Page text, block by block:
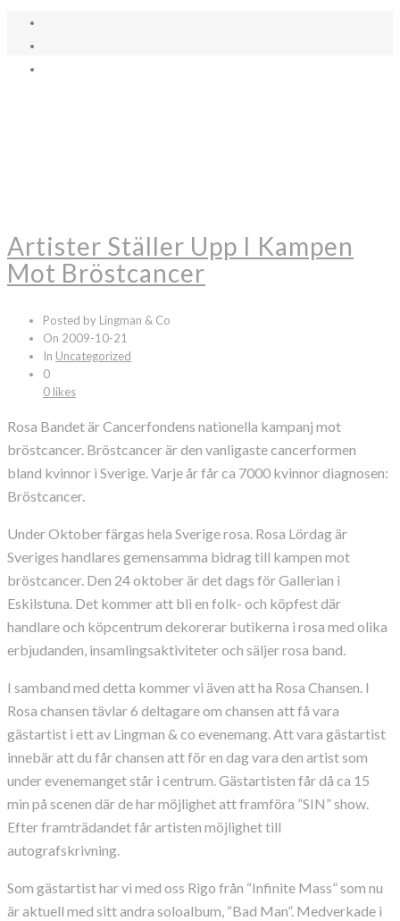
Artister Ställer Upp I Kampen
Mot Bröstcancer
Posted by Lingman & Co
On 2009-10-21
In Uncategorized
0
0 likes
Rosa Bandet är Cancerfondens nationella kampanj mot
bröstcancer. Bröstcancer är den vanligaste cancerformen
bland kvinnor i Sverige. Varje år får ca 7000 kvinnor diagnosen:
Bröstcancer.
Under Oktober färgas hela Sverige rosa. Rosa Lördag är
Sveriges handlares gemensamma bidrag till kampen mot
bröstcancer. Den 24 oktober är det dags för Gallerian i
Eskilstuna. Det kommer att bli en folk- och köpfest där
handlare och köpcentrum dekorerar butikerna i rosa med olika
erbjudanden, insamlingsaktiviteter och säljer rosa band.
I samband med detta kommer vi även att ha Rosa Chansen. I
Rosa chansen tävlar 6 deltagare om chansen att få vara
gästartist i ett av Lingman & co evenemang. Att vara gästartist
innebär att du får chansen att för en dag vara den artist som
under evenemanget står i centrum. Gästartisten får då ca 15
min på scenen där de har möjlighet att framföra ”SIN” show.
Efter framträdandet får artisten möjlighet till
autografskrivning.
Som gästartist har vi med oss Rigo från “Infinite Mass” som nu
är aktuell med sitt andra soloalbum, “Bad Man”. Medverkade i